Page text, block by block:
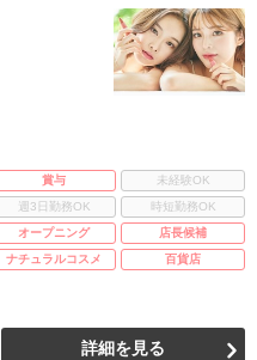
賞与
未経験OK
週3日勤務OK
時短勤務OK
オープニング
店長候補
ナチュラルコスメ 百貨店
詳細を見る